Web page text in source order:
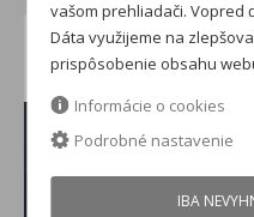
Škoda Rapid 1.2
vašom prehliadači. Vopred
Dáta využijeme na
prispôsobenie obsahu
Informácie o cookies
Podrobné nastavenie
IBA